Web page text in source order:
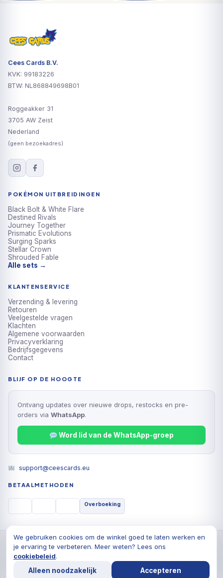
Cees Cards B.V.
KVK: 99183226
BTW: NL868849698B01
Roggeakker 31
3705 AW Zeist
Nederland
(geen bezoekadres)
POKÉMON UITBREIDINGEN
Black Bolt & White Flare
Destined Rivals
Journey Together
Prismatic Evolutions
Surging Sparks
Stellar Crown
Shrouded Fable
Alle sets →
KLANTENSERVICE
Verzending & levering
Retouren
Veelgestelde vragen
Klachten
Algemene voorwaarden
Privacyverklaring
Bedrijfsgegevens
Contact
BLIJF OP DE HOOGTE
Ontvang updates over nieuwe drops, restocks en pre-
orders via WhatsApp
Word lid van de WhatsApp-groep
support@ceescards.eu
BETAALMETHODEN
Overboeking
© 2026 Cees Cards B.V., Alle rechten voorbehouden
PrivacyverklaringAlgemene voorwaarden Cookiebeleid
We gebruiken cookies om de winkel goed te laten werken en
je ervaring te verbeteren. Meer weten? Lees ons
cookiebeleid.
Alleen noodzakelijk
Accepteren
De waardering van ceescards.eu/ bijWebwinkelKeur